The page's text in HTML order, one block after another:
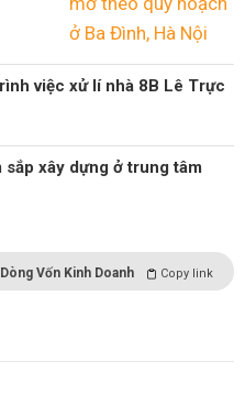
việc xử lí nhà 8B Lê Trực
xây dựng ở trung tâm
Dòng Vốn Kinh Doanh Copy link